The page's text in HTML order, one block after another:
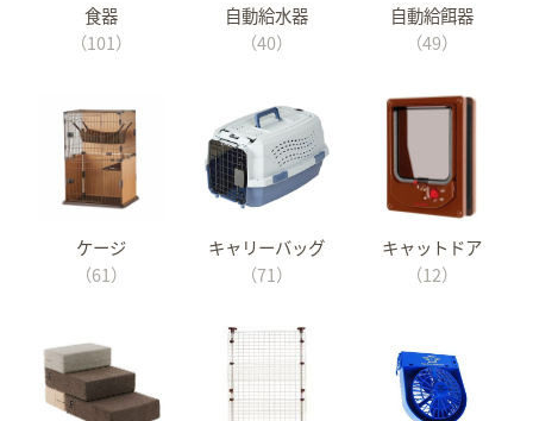
食器
（101）
自動給水器
（40）
自動給餌器
（49）
ケージ
（61）
キャリーバッグ
（71）
キャットドア
（12）